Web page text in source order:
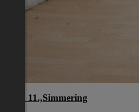
Wien 11.,Simmering